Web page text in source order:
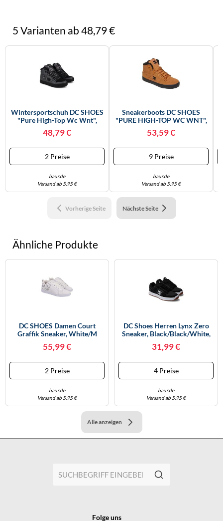
5 Varianten ab 48,79 €
Wintersportschuh DC SHOES
"Pure High-Top Wc Wnt",
Herren, Gr. 8,5(41), Schwarz
(schwarzgrau, Schwarz),
Gummi., Schuhe (97086245-
8,5) Schwarzgra
48,79 €
2 Preise
baur.de
Versand ab 5,95 €
Sneakerboots DC SHOES
"PURE HIGH-TOP WC WNT",
Herren, Gr. 42, Braun (wheat,
Schwarz), Leder, Mehrfarbig,
Schnürboots, Wintersneaker,
Gefüttert (72887430
53,59 €
9 Preise
baur.de
Versand ab 5,95 €
Vorherige Seite Nächste Seite
Ähnliche Produkte
DC SHOES Damen Court
Graffik Sneaker, White/M
55,99 €
2 Preise
baur.de
Versand ab 5,95 €
DC Shoes Herren Lynx Zero
Sneaker, Black/Black/White,
31,99 €
4 Preise
baur.de
Versand ab 5,95 €
Alle anzeigen
Folge uns